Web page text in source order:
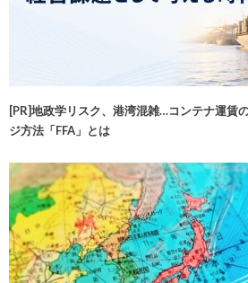
[PR]地政学リスク、港湾混雑…コンテナ運賃
ジ方法「FFA」とは